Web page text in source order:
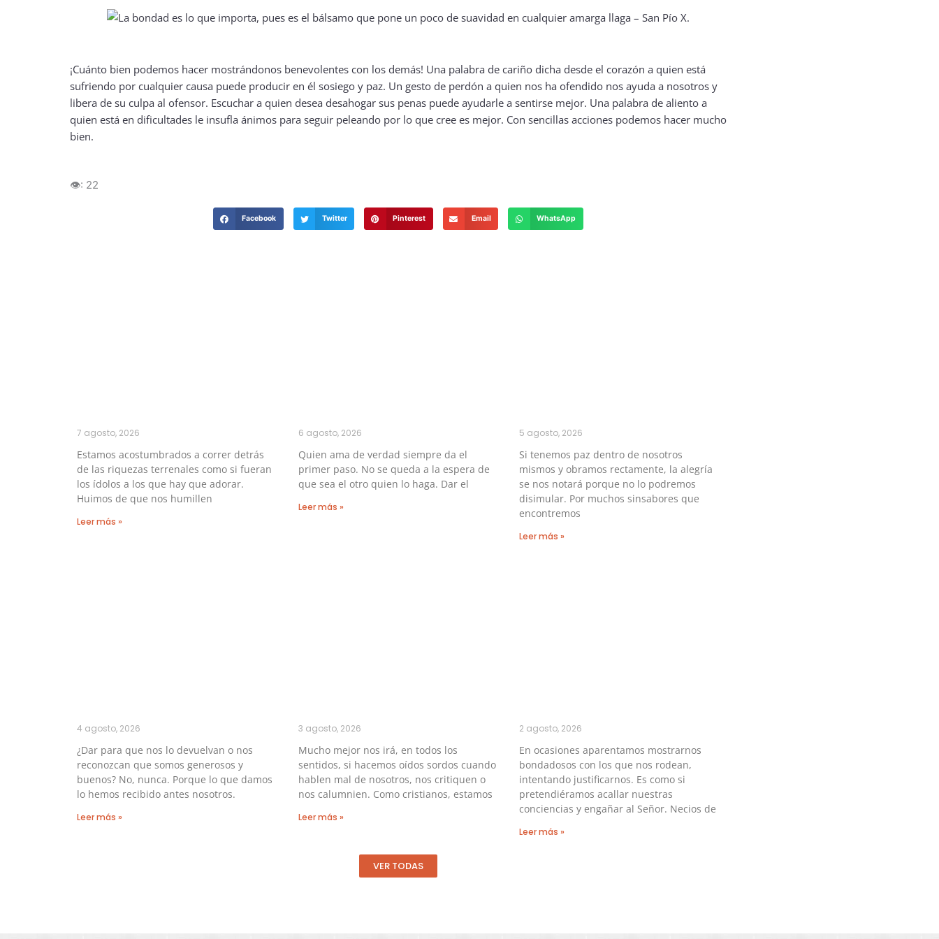
¡Cuánto bien podemos hacer mostrándonos benevolentes con los demás! Una palabra de cariño dicha desde el corazón a quien está
sufriendo por cualquier causa puede producir en él sosiego y paz. Un gesto de perdón a quien nos ha ofendido nos ayuda a nosotros y
libera de su culpa al ofensor. Escuchar a quien desea desahogar sus penas puede ayudarle a sentirse mejor. Una palabra de aliento a
quien está en dificultades le insufla ánimos para seguir peleando por lo que cree es mejor. Con sencillas acciones podemos hacer mucho
bien.
👁️: 22
Facebook Twitter Pinterest Email WhatsApp
7 agosto, 2026
Estamos acostumbrados a correr detrás
de las riquezas terrenales como si fueran
los ídolos a los que hay que adorar.
Huimos de que nos humillen
Leer más »
6 agosto, 2026
Quien ama de verdad siempre da el
primer paso. No se queda a la espera de
que sea el otro quien lo haga. Dar el
Leer más »
5 agosto, 2026
Si tenemos paz dentro de nosotros
mismos y obramos rectamente, la alegría
se nos notará porque no lo podremos
disimular. Por muchos sinsabores que
encontremos
Leer más »
4 agosto, 2026
¿Dar para que nos lo devuelvan o nos
reconozcan que somos generosos y
buenos? No, nunca. Porque lo que damos
lo hemos recibido antes nosotros.
Leer más »
3 agosto, 2026
Mucho mejor nos irá, en todos los
sentidos, si hacemos oídos sordos cuando
hablen mal de nosotros, nos critiquen o
nos calumnien. Como cristianos, estamos
Leer más »
2 agosto, 2026
En ocasiones aparentamos mostrarnos
bondadosos con los que nos rodean,
intentando justificarnos. Es como si
pretendiéramos acallar nuestras
conciencias y engañar al Señor. Necios de
Leer más »
VER TODAS